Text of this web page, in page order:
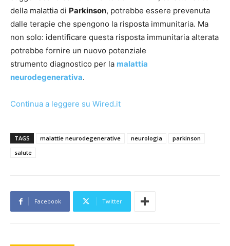
della malattia di Parkinson, potrebbe essere prevenuta
dalle terapie che spengono la risposta immunitaria. Ma
non solo: identificare questa risposta immunitaria alterata
potrebbe fornire un nuovo potenziale
strumento diagnostico per la malattia
neurodegenerativa.
Continua a leggere su Wired.it
TAGS malattie neurodegenerative neurologia
parkinson
salute
Facebook Twitter